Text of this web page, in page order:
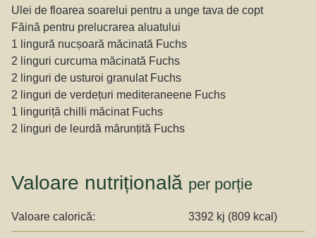
Ulei de floarea soarelui pentru a unge tava de copt
Făină pentru prelucrarea aluatului
1 lingură nucșoară măcinată Fuchs
2 linguri curcuma măcinată Fuchs
2 linguri de usturoi granulat Fuchs
2 linguri de verdețuri mediteraneene Fuchs
1 linguriță chilli măcinat Fuchs
2 linguri de leurdă mărunțită Fuchs
Valoare nutrițională per porție
Valoare calorică: 3392 kj (809 kcal)